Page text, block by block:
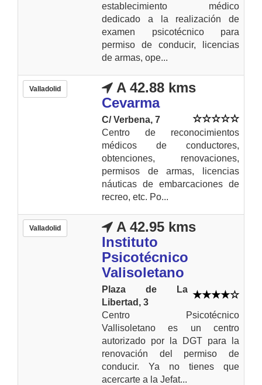
establecimiento médico
dedicado a la realización de
examen psicotécnico para
permiso de conducir, licencias
de armas, ope...
Valladolid
A 42.88 kms
Cevarma
C/ Verbena, 7
Centro de reconocimientos
médicos de conductores,
obtenciones, renovaciones,
permisos de armas, licencias
náuticas de embarcaciones de
recreo, etc. Po...
Valladolid
A 42.95 kms
Instituto
Psicotécnico
Valisoletano
Plaza de La
Libertad, 3
Centro Psicotécnico
Vallisoletano es un centro
autorizado por la DGT para la
renovación del permiso de
conducir. Ya no tienes que
acercarte a la Jefat...